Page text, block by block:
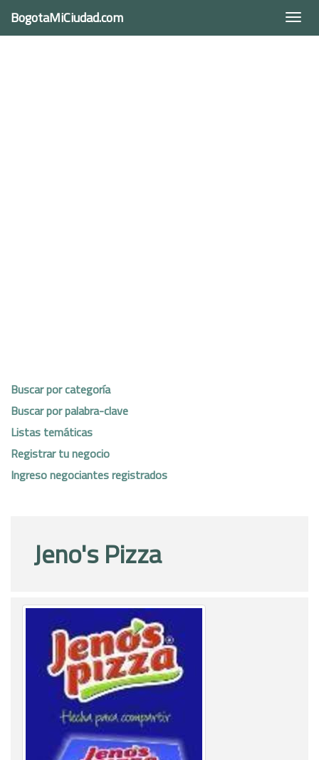
BogotaMiCiudad.com
Buscar por categoría
Buscar por palabra-clave
Listas temáticas
Registrar tu negocio
Ingreso negociantes registrados
Jeno's Pizza